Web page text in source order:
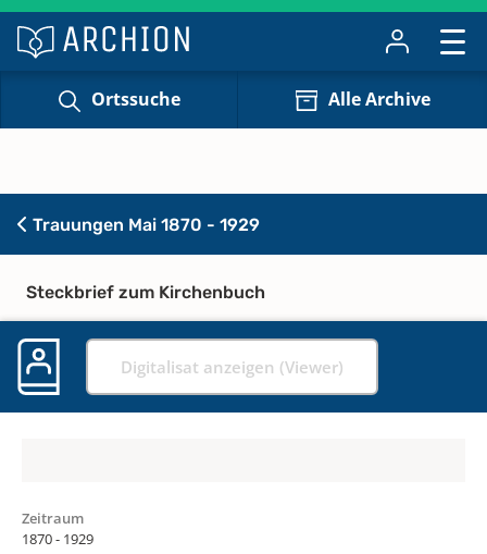
Ortssuche Alle Archive
Trauungen Mai 1870 - 1929
Steckbrief zum Kirchenbuch
Digitalisat anzeigen (Viewer)
Zeitraum
1870 - 1929